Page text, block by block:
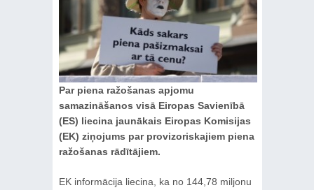
Par piena ražošanas apjomu
samazināšanos visā Eiropas Savienībā
(ES) liecina jaunākais Eiropas Komisijas
(EK) ziņojums par provizoriskajiem piena
ražošanas rādītājiem.
EK informācija liecina, ka no 144,78 miljonu